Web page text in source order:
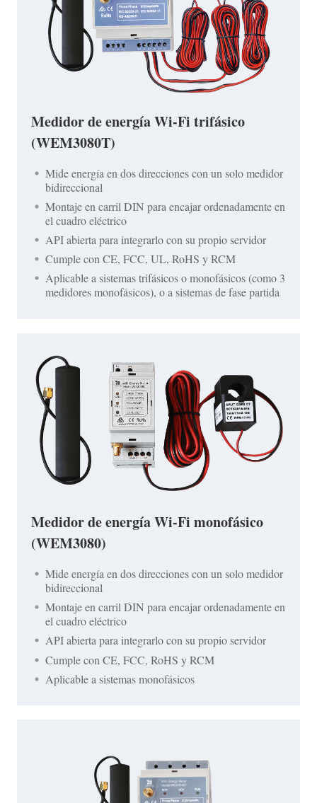
Medidor de energía Wi-Fi trifásico
(WEM3080T)
Mide energía en dos direcciones con un solo medidor
bidireccional
Montaje en carril DIN para encajar ordenadamente en
el cuadro eléctrico
API abierta para integrarlo con su propio servidor
Cumple con CE, FCC, UL, RoHS y RCM
Aplicable a sistemas trifásicos o monofásicos (como 3
medidores monofásicos), o a sistemas de fase partida
Medidor de energía Wi-Fi monofásico
(WEM3080)
Mide energía en dos direcciones con un solo medidor
bidireccional
Montaje en carril DIN para encajar ordenadamente en
el cuadro eléctrico
API abierta para integrarlo con su propio servidor
Cumple con CE, FCC, RoHS y RCM
Aplicable a sistemas monofásicos